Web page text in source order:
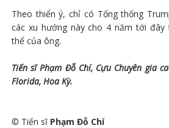
Theo thiển ý, chỉ có Tổng thống
các xu hướng này cho 4 năm tới đây
thể của ông.
Tiến sĩ Phạm Đỗ Chí, Cựu Chuyên gia
Florida, Hoa Kỳ.
© Tiến sĩ Phạm Đỗ Chí